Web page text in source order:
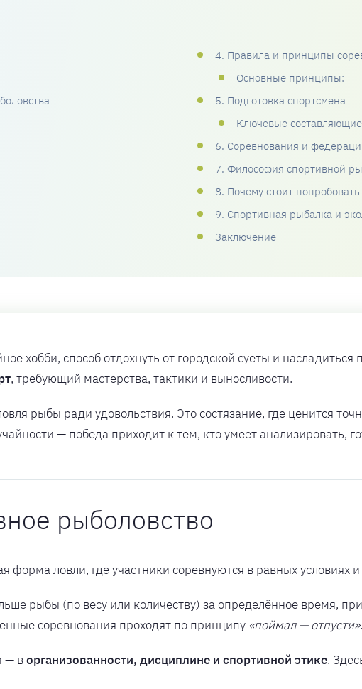
4. Правила и принципы
Основные принципы:
5. Подготовка спортсмена
Ключевые
6. Соревнования и
7. Философия спортивной
8. Почему стоит
9. Спортивная рыбалка и
Заключение
хобби, способ отдохнуть от городской суеты и
, требующий мастерства, тактики и выносливости.
рыбы ради удовольствия. Это состязание, где ценится
— победа приходит к тем, кто умеет анализировать,
рыболовство
форма ловли, где участники соревнуются в равных условиях
рыбы (по весу или количеству) за определённое время,
соревнования проходят по принципу «поймал — отпусти».
— ворганизованности, дисциплине и спортивной этике.